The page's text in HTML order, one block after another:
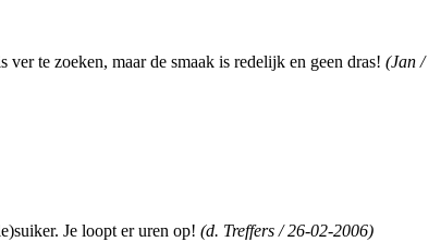
te zoeken, maar de smaak is redelijk en geen dras! (Jan /
Je loopt er uren op! (d. Treffers / 26-02-2006)